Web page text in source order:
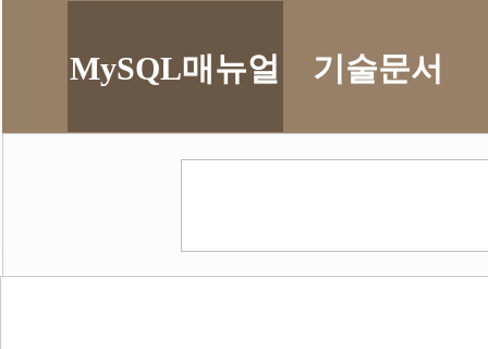
MySQL매뉴얼 기술문서